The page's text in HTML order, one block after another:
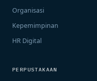
Organisasi
Kepemimpinan
HR Digital
PERPUSTAKAAN